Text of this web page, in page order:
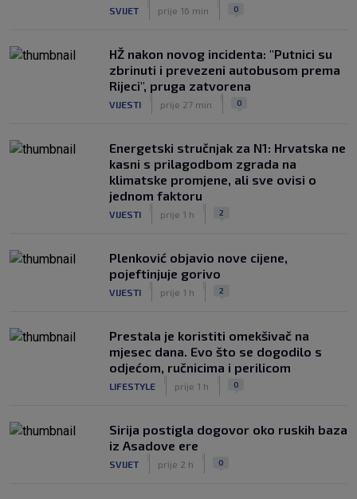
SVIJET prije 16 min 0
HŽ nakon novog incidenta: "Putnici su
zbrinuti i prevezeni autobusom prema
Rijeci", pruga zatvorena
VIJESTI prije 27 min 0
Energetski stručnjak za N1: Hrvatska ne
kasni s prilagodbom zgrada na
klimatske promjene, ali sve ovisi o
jednom faktoru
VIJESTI prije 1 h 2
Plenković objavio nove cijene,
pojeftinjuje gorivo
VIJESTI prije 1 h 2
Prestala je koristiti omekšivač na
mjesec dana. Evo što se dogodilo s
odjećom, ručnicima i perilicom
LIFESTYLE prije 1 h 0
Sirija postigla dogovor oko ruskih baza
iz Asadove ere
SVIJET prije 2 h 0